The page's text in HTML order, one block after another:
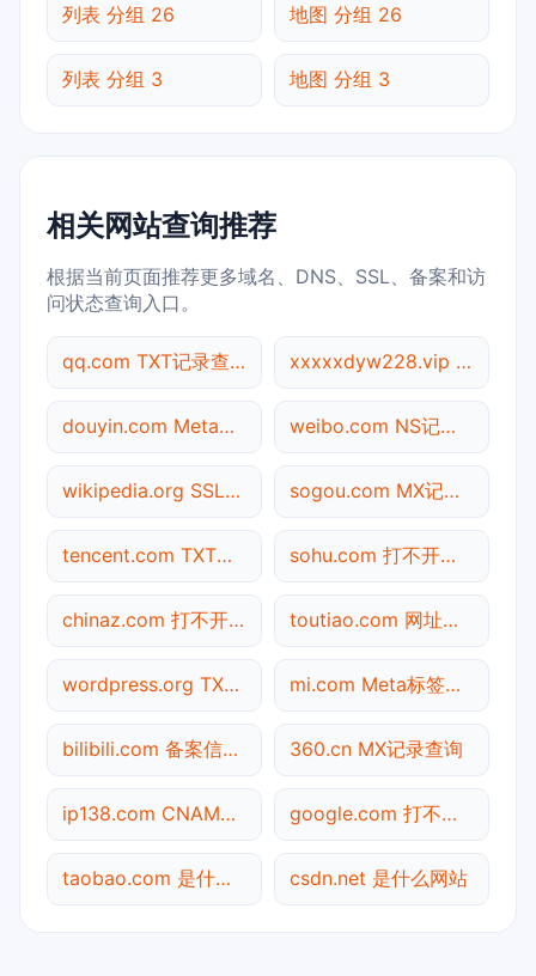
列表 分组 26 地图 分组 26
列表 分组 3 地图 分组 3
相关网站查询推荐
根据当前页面推荐更多域名、DNS、SSL、备案和访
问状态查询入口。
qq.com TXT记录查询 xxxxxdyw228.vip CNAME查询
douyin.com Meta标签查询 weibo.com NS记录查询
wikipedia.org SSL到期检测 sogou.com MX记录查询
tencent.com TXT记录查询 sohu.com 打不开检测
chinaz.com 打不开检测 toutiao.com 网址查询
wordpress.org TXT记录查询 mi.com Meta标签查询
bilibili.com 备案信息查询 360.cn MX记录查询
ip138.com CNAME查询 google.com 打不开检测
taobao.com 是什么网站 csdn.net 是什么网站